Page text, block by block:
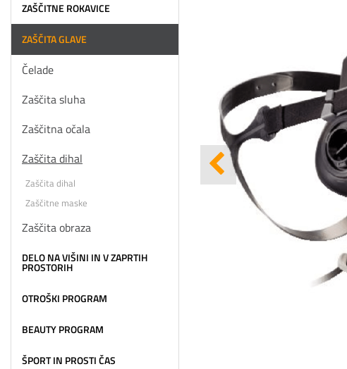
ZAŠČITNE ROKAVICE
ZAŠČITA GLAVE
Čelade
Zaščita sluha
Zaščitna očala
Zaščita dihal
Zaščita dihal
Zaščitne maske
Zaščita obraza
DELO NA VIŠINI IN V ZAPRTIH
PROSTORIH
OTROŠKI PROGRAM
BEAUTY PROGRAM
ŠPORT IN PROSTI ČAS